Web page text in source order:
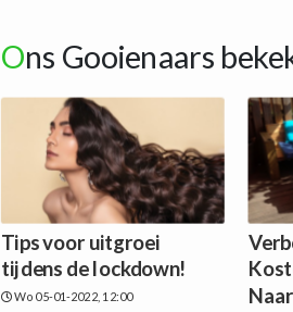
Ons Gooienaars
Tips voor uitgroei
tijdens de lockdown!
Wo 05-01-2022, 12:00